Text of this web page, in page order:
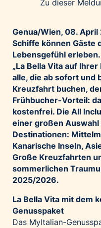
REXEL Austria
Starbucks
Superbrands Austria
Tante Fanny
Vollpension
win2day
Wolt
woom bikes
Kontakt
Zu dieser
Genua/Wien, 08. April
Schiffe können Gäste
Lebensgefühl
„La Bella Vita auf
alle, die ab sofort und
Kreuzfahrt buchen,
Frühbucher-Vorteil:
kostenfrei. Die All
einer großen Auswahl
Destinationen:
Kanarische Inseln,
Große Kreuzfahrten
sommerlichen
2025/2026.
La Bella Vita mit dem
Genusspaket
Das MyItalian-